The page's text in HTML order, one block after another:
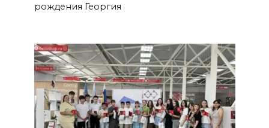
рождения Георгия